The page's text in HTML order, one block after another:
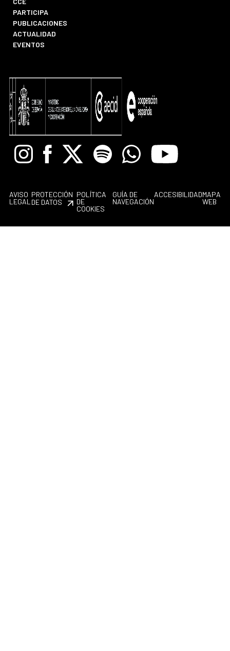
PARTICIPA
PUBLICACIONES
ACTUALIDAD
EVENTOS
InstagramFacebook
X Spotify WhatsappYoutube
AVISO
LEGAL
PROTECCIÓN
DE DATOS
POLÍTICA
DE
COOKIES
GUÍA DE
NAVEGACIÓN
ACCESIBILIDADMAPA
WEB